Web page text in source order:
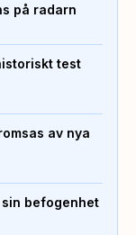
på radarn
test
av nya
befogenhet